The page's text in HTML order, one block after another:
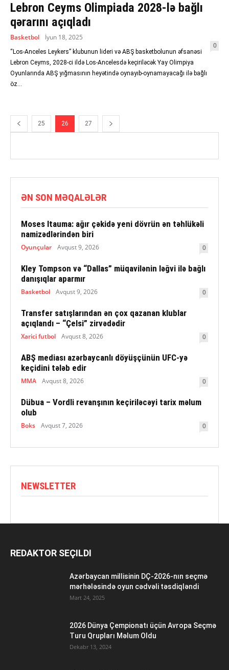
Lebron Ceyms Olimpiada 2028-lə bağlı
qərarını açıqladı
Basketbol
İyun 18, 2025
0
“Los-Anceles Leykers” klubunun lideri və ABŞ basketbolunun əfsanəsi
Lebron Ceyms, 2028-ci ildə Los-Ancelesdə keçiriləcək Yay Olimpiya
Oyunlarında ABŞ yığmasının heyətində oynayıb-oynamayacağı ilə bağlı
öz...
25 26 27
ƏN SON MƏQALƏLƏR
Moses Itauma: ağır çəkidə yeni dövrün ən təhlükəli
namizədlərindən biri
Oyunçular Avqust 9, 2026 0
Kley Tompson və “Dallas” müqavilənin ləğvi ilə bağlı
danışıqlar aparmır
Basketbol Avqust 9, 2026 0
Transfer satışlarından ən çox qazanan klublar
açıqlandı – “Çelsi” zirvədədir
Xarici futbol Avqust 8, 2026 0
ABŞ mediası azərbaycanlı döyüşçünün UFC-yə
keçidini tələb edir
MMA Avqust 8, 2026 0
Dübua – Vordli revanşının keçiriləcəyi tarix məlum
olub
Boks Avqust 7, 2026 0
NEWSLETTER
REDAKTOR SEÇILDI
Azərbaycan millisinin DÇ-2026-nın seçmə
mərhələsində oyun cədvəli təsdiqləndi
Mart 24, 2025
2026 Dünya Çempionatı üçün Avropa Seçmə
Turu Qrupları Məlum Oldu
Dekabr 13, 2024